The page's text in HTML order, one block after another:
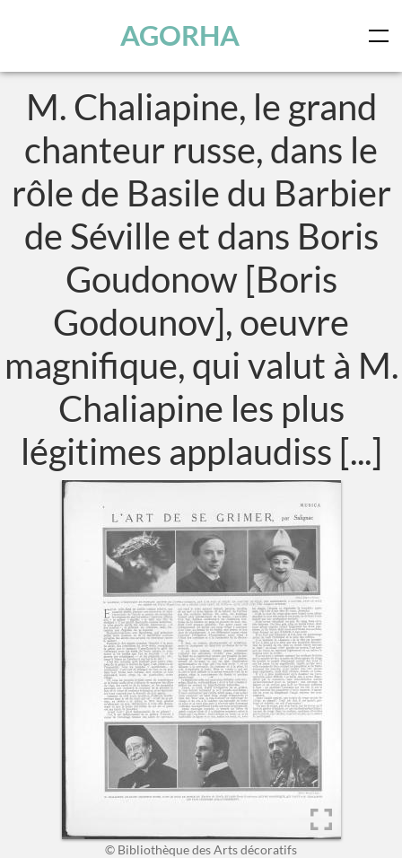
AGORHA
M. Chaliapine, le grand
chanteur russe, dans le
rôle de Basile du Barbier
de Séville et dans Boris
Goudonow [Boris
Godounov], oeuvre
magnifique, qui valut à M.
Chaliapine les plus
légitimes applaudiss [...]
© Bibliothèque des Arts décoratifs